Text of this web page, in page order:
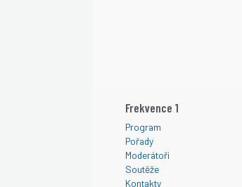
Frekvence 1
Program
Pořady
Moderátoři
Soutěže
Kontakty